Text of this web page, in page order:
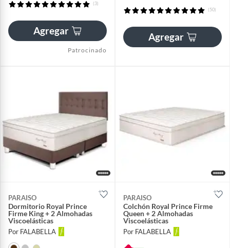
(3)
Agregar
Patrocinado
(50)
Agregar
PARAISO
Dormitorio Royal Prince
Firme King + 2 Almohadas
Viscoelásticas
Por FALABELLA
PARAISO
Colchón Royal Prince Firme
Queen + 2 Almohadas
Viscoelásticas
Por FALABELLA